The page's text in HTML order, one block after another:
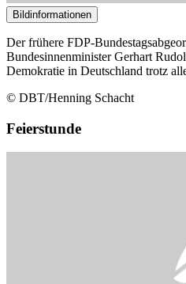
Bildinformationen
Der frühere FDP-
Bundesinnenminister Gerhart
Demokratie in Deutschland trotz
© DBT/Henning Schacht
Feierstunde